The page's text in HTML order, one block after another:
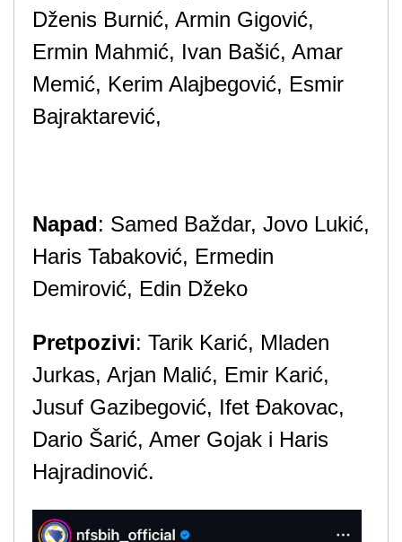
Dženis Burnić, Armin Gigović,
Ermin Mahmić, Ivan Bašić, Amar
Memić, Kerim Alajbegović, Esmir
Bajraktarević,
Napad: Samed Baždar, Jovo Lukić,
Haris Tabaković, Ermedin
Demirović, Edin Džeko
Pretpozivi: Tarik Karić, Mladen
Jurkas, Arjan Malić, Emir Karić,
Jusuf Gazibegović, Ifet Đakovac,
Dario Šarić, Amer Gojak i Haris
Hajradinović.